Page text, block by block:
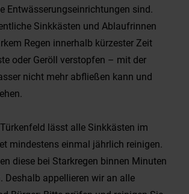
Entwässerungseinrichtungen sind.
Sinkkästen und Ablaufrinnen
Regen innerhalb kürzester Zeit
oder Geröll verstopfen – mit der
nicht mehr abfließen kann und
lässt alle Sinkkästen im
mindestens einmal jährlich reinigen.
diese bei Starkregen binnen Minuten
Deshalb appellieren wir an alle